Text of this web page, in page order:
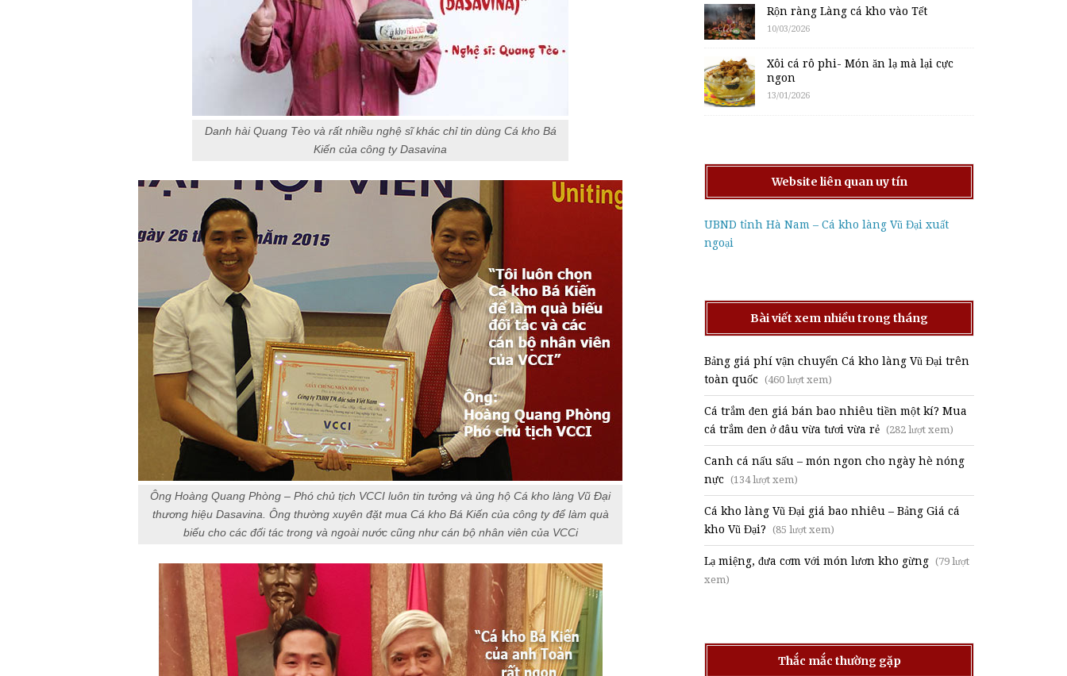
Danh hài Quang Tèo và rất nhiều nghệ sĩ khác chỉ tin dùng Cá kho Bá
Kiến của công ty Dasavina
Ông Hoàng Quang Phòng – Phó chủ tịch VCCI luôn tin tưởng và ủng hộ Cá kho làng Vũ Đại
thương hiệu Dasavina. Ông thường xuyên đặt mua Cá kho Bá Kiến của công ty để làm quà
biếu cho các đối tác trong và ngoài nước cũng như cán bộ nhân viên của VCCi
Rộn ràng Làng cá kho vào Tết
10/03/2026
Xôi cá rô phi- Món ăn lạ mà lại cực
ngon
13/01/2026
Website liên quan uy tín
UBND tỉnh Hà Nam – Cá kho làng Vũ Đại xuất
ngoại
Bài viết xem nhiều trong tháng
Bảng giá phí vận chuyển Cá kho làng Vũ Đại trên
toàn quốc (460 lượt xem)
Cá trắm đen giá bán bao nhiêu tiền một kí? Mua
cá trắm đen ở đâu vừa tươi vừa rẻ (282 lượt xem)
Canh cá nấu sấu – món ngon cho ngày hè nóng
nực (134 lượt xem)
Cá kho làng Vũ Đại giá bao nhiêu – Bảng Giá cá
kho Vũ Đại? (85 lượt xem)
Lạ miệng, đưa cơm với món lươn kho gừng (79 lượt
xem)
Thắc mắc thường gặp